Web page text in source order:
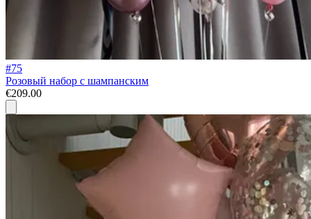
#75
Розовый набор с шампанским
€209.00